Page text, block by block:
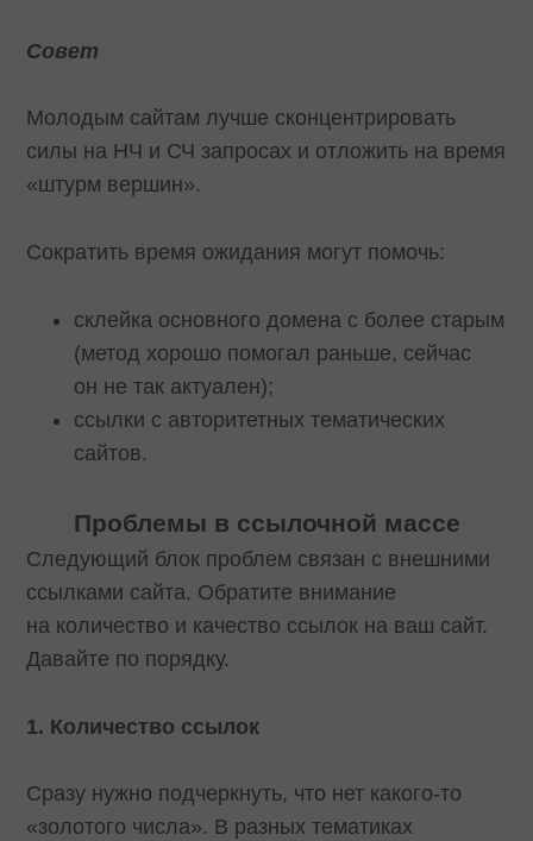
Совет
Молодым сайтам лучше сконцентрировать
силы на НЧ и СЧ запросах и отложить на время
«штурм вершин».
Сократить время ожидания могут помочь:
склейка основного домена с более старым
(метод хорошо помогал раньше, сейчас
он не так актуален);
ссылки с авторитетных тематических
сайтов.
Проблемы в ссылочной массе
Следующий блок проблем связан с внешними
ссылками сайта. Обратите внимание
на количество и качество ссылок на ваш сайт.
Давайте по порядку.
1. Количество ссылок
Сразу нужно подчеркнуть, что нет какого-то
«золотого числа». В разных тематиках